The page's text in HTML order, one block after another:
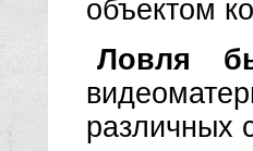
объектом
Ловля
различных